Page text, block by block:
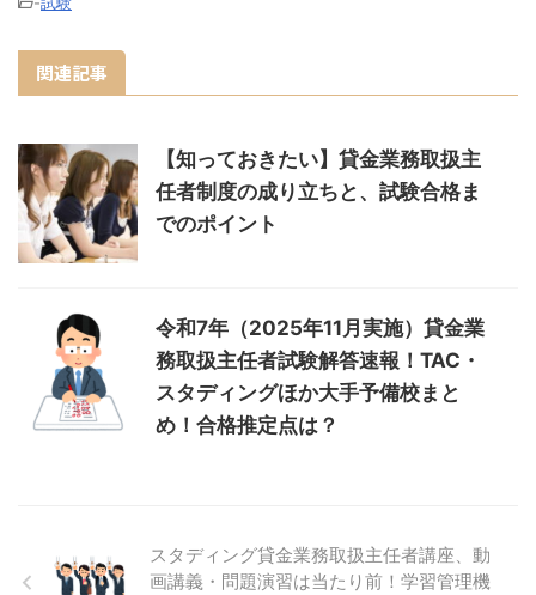
関連記事
【知っておきたい】貸金業務取扱主
任者制度の成り立ちと、試験合格ま
でのポイント
令和7年（2025年11月実施）貸金業
務取扱主任者試験解答速報！TAC・
スタディングほか大手予備校まと
め！合格推定点は？
スタディング貸金業務取扱主任者講座、動
画講義・問題演習は当たり前！学習管理機